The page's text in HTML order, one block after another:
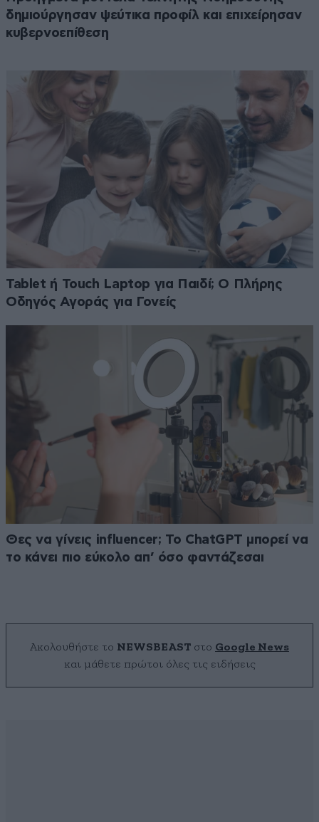
δημιούργησαν ψεύτικα προφίλ και επιχείρησαν
κυβερνοεπίθεση
Tablet ή Touch Laptop για Παιδί; Ο Πλήρης
Οδηγός Αγοράς για Γονείς
Θες να γίνεις influencer; Το ChatGPT μπορεί να
το κάνει πιο εύκολο απ’ όσο φαντάζεσαι
Ακολουθήστε το NEWSBEAST στο Google News
και μάθετε πρώτοι όλες τις ειδήσεις